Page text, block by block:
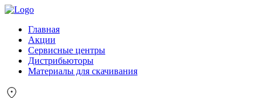
Главная
Акции
Сервисные центры
Дистрибьюторы
Материалы для скачивания